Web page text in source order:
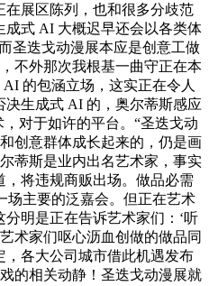
在展区陈列，也和很多分歧范
成式 AI 大概迟早还会以各类体
圣迭戈动漫展本应是创意工做
不外那次我根基一曲守正在本
的包涵立场，这实正在令人
决生成式 AI 的，奥尔蒂斯感应
对于如许的平台。“圣迭戈动
创意群体成长起来的，仍是画
蒂斯是业内出名艺术家，事实
，将违规商贩出场。做品必需
场主要的泛嘉会。但正在艺术
明是正在告诉艺术家们：‘听
术家们呕心沥血创做的做品同
，各大公司城市借此机遇发布
的相关动静！圣迭戈动漫展就